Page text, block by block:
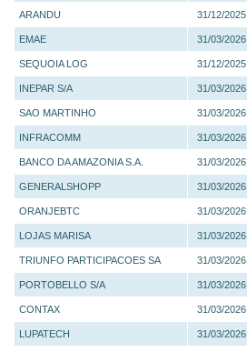
ARANDU 31/12/2025
EMAE 31/03/2026
SEQUOIA LOG 31/12/2025
INEPAR S/A 31/03/2026
SAO MARTINHO 31/03/2026
INFRACOMM 31/03/2026
BANCO DA AMAZONIA S.A. 31/03/2026
GENERALSHOPP 31/03/2026
ORANJEBTC 31/03/2026
LOJAS MARISA 31/03/2026
TRIUNFO PARTICIPACOES SA 31/03/2026
PORTOBELLO S/A 31/03/2026
CONTAX 31/03/2026
LUPATECH 31/03/2026